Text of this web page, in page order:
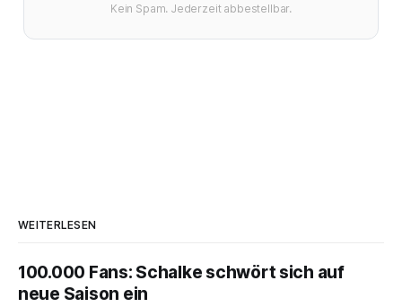
Kein Spam. Jederzeit abbestellbar.
WEITERLESEN
100.000 Fans: Schalke schwört sich auf
neue Saison ein